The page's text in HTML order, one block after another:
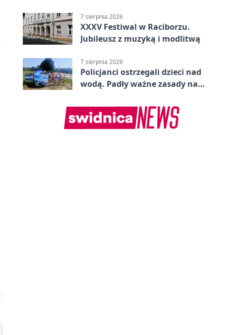
7 sierpnia 2026
XXXV Festiwal w Raciborzu.
Jubileusz z muzyką i modlitwą
7 sierpnia 2026
Policjanci ostrzegali dzieci nad
wodą. Padły ważne zasady na